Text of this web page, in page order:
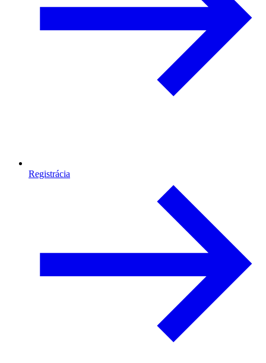
Registrácia